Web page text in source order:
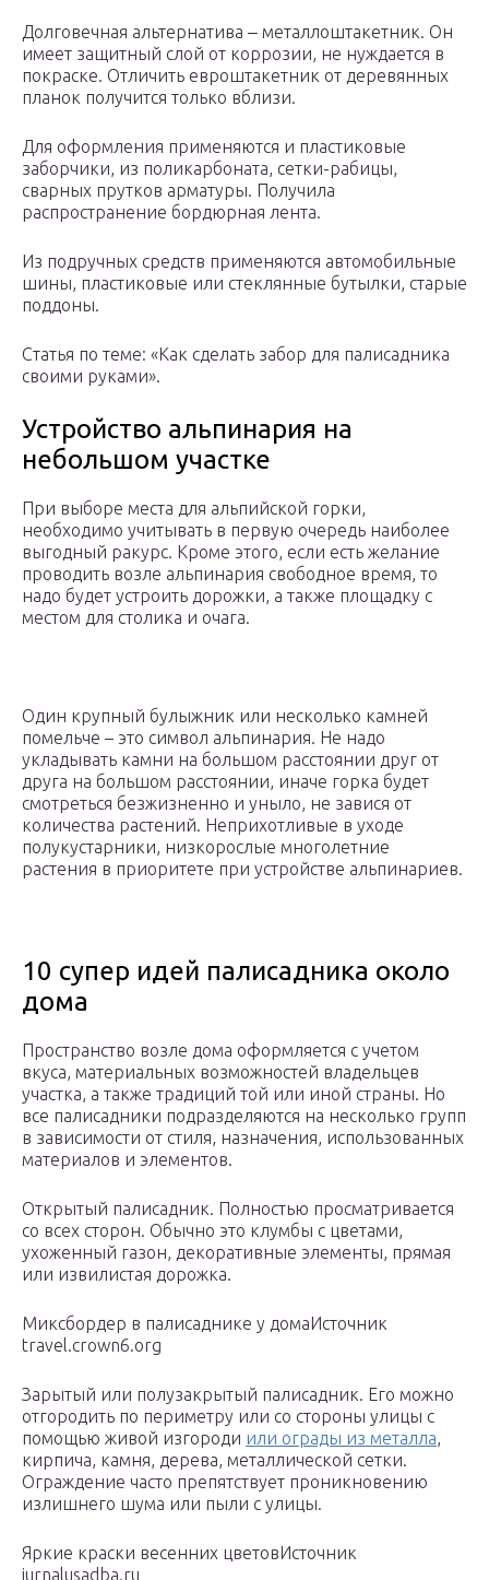
Долговечная альтернатива ‒ металлоштакетник. Он
имеет защитный слой от коррозии, не нуждается в
покраске. Отличить евроштакетник от деревянных
планок получится только вблизи.
Для оформления применяются и пластиковые
заборчики, из поликарбоната, сетки-рабицы,
сварных прутков арматуры. Получила
распространение бордюрная лента.
Из подручных средств применяются автомобильные
шины, пластиковые или стеклянные бутылки, старые
поддоны.
Статья по теме: «Как сделать забор для палисадника
своими руками».
Устройство альпинария на
небольшом участке
При выборе места для альпийской горки,
необходимо учитывать в первую очередь наиболее
выгодный ракурс. Кроме этого, если есть желание
проводить возле альпинария свободное время, то
надо будет устроить дорожки, а также площадку с
местом для столика и очага.
Один крупный булыжник или несколько камней
помельче – это символ альпинария. Не надо
укладывать камни на большом расстоянии друг от
друга на большом расстоянии, иначе горка будет
смотреться безжизненно и уныло, не завися от
количества растений. Неприхотливые в уходе
полукустарники, низкорослые многолетние
растения в приоритете при устройстве альпинариев.
10 супер идей палисадника около
дома
Пространство возле дома оформляется с учетом
вкуса, материальных возможностей владельцев
участка, а также традиций той или иной страны. Но
все палисадники подразделяются на несколько групп
в зависимости от стиля, назначения, использованных
материалов и элементов.
Открытый палисадник. Полностью просматривается
со всех сторон. Обычно это клумбы с цветами,
ухоженный газон, декоративные элементы, прямая
или извилистая дорожка.
Миксбордер в палисаднике у домаИсточник
travel.crown6.org
Зарытый или полузакрытый палисадник. Его можно
отгородить по периметру или со стороны улицы с
помощью живой изгороди или ограды из металла,
кирпича, камня, дерева, металлической сетки.
Ограждение часто препятствует проникновению
излишнего шума или пыли с улицы.
Яркие краски весенних цветовИсточник
jurnalusadba.ru